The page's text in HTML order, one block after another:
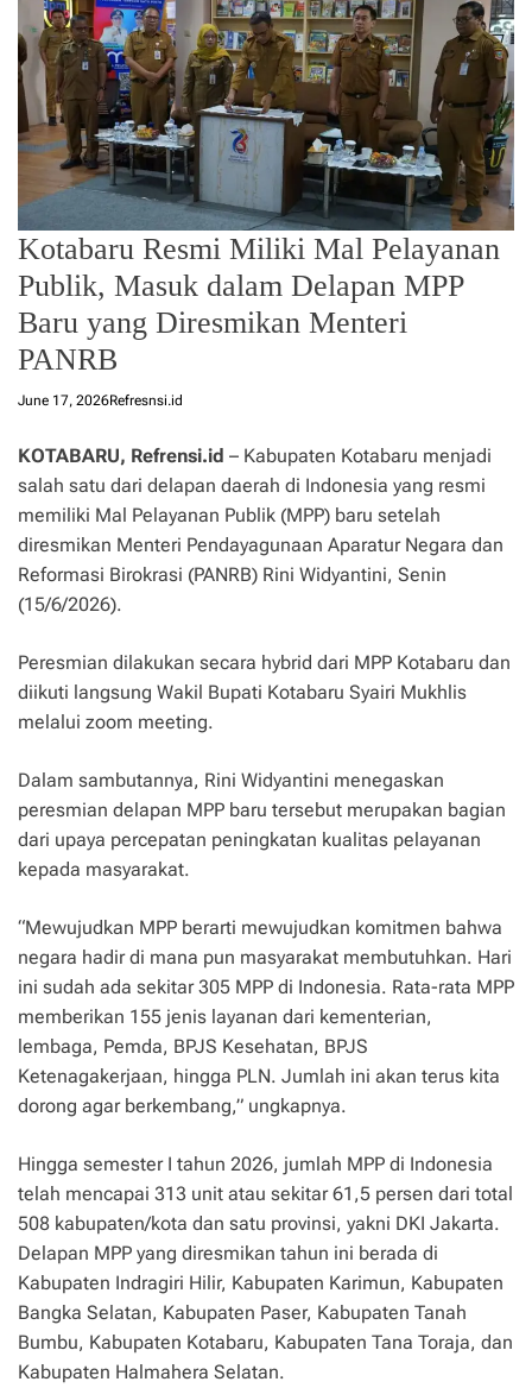
Kotabaru Resmi Miliki Mal Pelayanan
Publik, Masuk dalam Delapan MPP
Baru yang Diresmikan Menteri
PANRB
June 17, 2026Refresnsi.id
KOTABARU, Refrensi.id – Kabupaten Kotabaru menjadi
salah satu dari delapan daerah di Indonesia yang resmi
memiliki Mal Pelayanan Publik (MPP) baru setelah
diresmikan Menteri Pendayagunaan Aparatur Negara dan
Reformasi Birokrasi (PANRB) Rini Widyantini, Senin
(15/6/2026).
Peresmian dilakukan secara hybrid dari MPP Kotabaru dan
diikuti langsung Wakil Bupati Kotabaru Syairi Mukhlis
melalui zoom meeting.
Dalam sambutannya, Rini Widyantini menegaskan
peresmian delapan MPP baru tersebut merupakan bagian
dari upaya percepatan peningkatan kualitas pelayanan
kepada masyarakat.
“Mewujudkan MPP berarti mewujudkan komitmen bahwa
negara hadir di mana pun masyarakat membutuhkan. Hari
ini sudah ada sekitar 305 MPP di Indonesia. Rata-rata MPP
memberikan 155 jenis layanan dari kementerian,
lembaga, Pemda, BPJS Kesehatan, BPJS
Ketenagakerjaan, hingga PLN. Jumlah ini akan terus kita
dorong agar berkembang,” ungkapnya.
Hingga semester I tahun 2026, jumlah MPP di Indonesia
telah mencapai 313 unit atau sekitar 61,5 persen dari total
508 kabupaten/kota dan satu provinsi, yakni DKI Jakarta.
Delapan MPP yang diresmikan tahun ini berada di
Kabupaten Indragiri Hilir, Kabupaten Karimun, Kabupaten
Bangka Selatan, Kabupaten Paser, Kabupaten Tanah
Bumbu, Kabupaten Kotabaru, Kabupaten Tana Toraja, dan
Kabupaten Halmahera Selatan.